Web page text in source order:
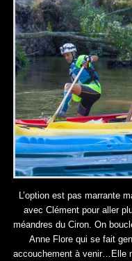
L’option est pas marrante
avec Clément pour aller
méandres du Ciron. On
Anne Flore qui se fait
accouchement à venir…Elle